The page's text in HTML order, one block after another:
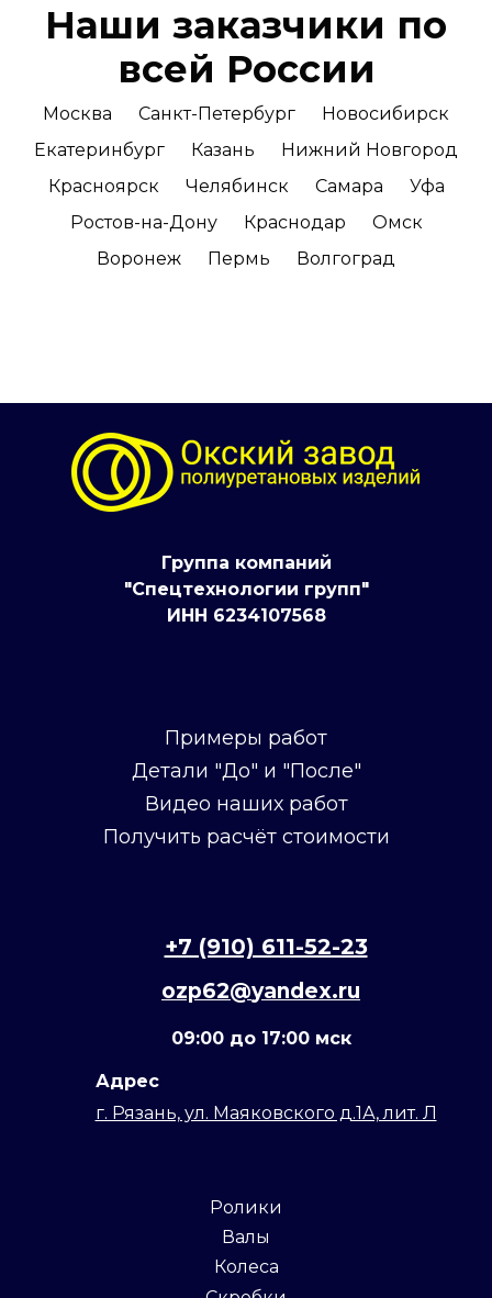
Наши заказчики по
всей России
Москва Санкт-Петербург
Новосибирск
Екатеринбург
Казань
Нижний Новгород
Красноярск
Челябинск Самара
Уфа
Ростов-на-Дону
Краснодар
Омск
Воронеж
Пермь Волгоград
Группа компаний
"Спецтехнологии групп"
ИНН 6234107568
Примеры работ
Детали "До" и "После"
Видео наших работ
Получить расчёт стоимости
+7 (910) 611-52-23
ozp62@yandex.ru
09:00 до 17:00 мск
Адрес
г. Рязань, ул. Маяковского д.1А, лит. Л
Ролики
Валы
Колеса